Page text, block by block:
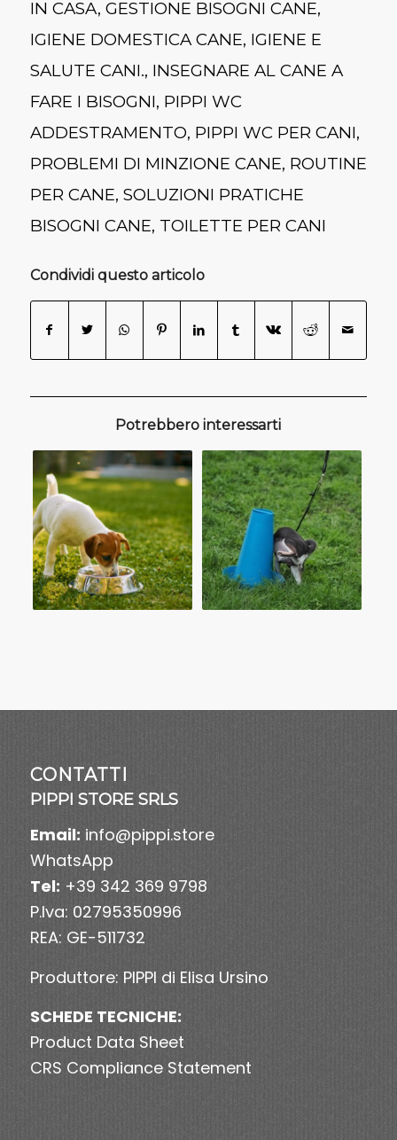
IN CASA, GESTIONE BISOGNI CANE,
IGIENE DOMESTICA CANE, IGIENE E
SALUTE CANI., INSEGNARE AL CANE A
FARE I BISOGNI, PIPPI WC
ADDESTRAMENTO, PIPPI WC PER CANI,
PROBLEMI DI MINZIONE CANE, ROUTINE
PER CANE, SOLUZIONI PRATICHE
BISOGNI CANE, TOILETTE PER CANI
Condividi questo articolo
Potrebbero interessarti
CONTATTI
PIPPI STORE SRLS
Email: info@pippi.store
WhatsApp
Tel: +39 342 369 9798
P.Iva: 02795350996
REA: GE-511732
Produttore: PIPPI di Elisa Ursino
SCHEDE TECNICHE:
Product Data Sheet
CRS Compliance Statement